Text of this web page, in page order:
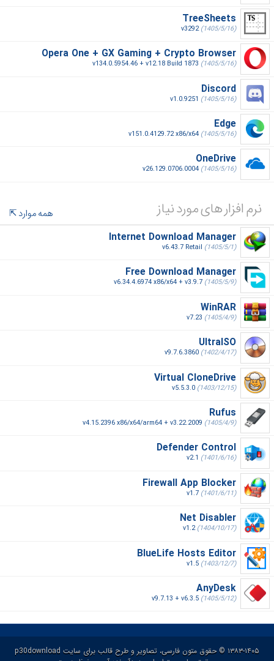
TreeSheets
v3292(1405/5/16)
Opera One + GX Gaming + Crypto Browser
v134.0.5954.46 + v12.18 Build 1873 (1405/5/16)
Discord
v1.0.9251 (1405/5/16)
Edge
v151.0.4129.72 x86/x64 (1405/5/16)
OneDrive
v26.129.0706.0004 (1405/5/16)
نرم افزار های مورد نیاز
همه موارد
Internet Download Manager
v6.43.7 Retail (1405/5/1)
Free Download Manager
v6.34.4.6974 x86/x64 + v3.9.7 (1405/5/9)
WinRAR
v7.23 (1405/4/9)
UltraISO
v9.7.6.3860 (1402/4/17)
Virtual CloneDrive
v5.5.3.0 (1403/12/15)
Rufus
v4.15.2396 x86/x64/arm64 + v3.22.2009 (1405/4/9)
Defender Control
v2.1 (1401/6/16)
Firewall App Blocker
v1.7 (1401/6/11)
Net Disabler
v1.2(1404/10/17)
BlueLife Hosts Editor
v1.5 (1403/12/7)
AnyDesk
v9.7.13 + v6.3.5 (1405/5/12)
۱۳۸۳-۱۴۰۵ © حقوق متون فارسی، تصاویر و طرح قالب برای سایت p30download